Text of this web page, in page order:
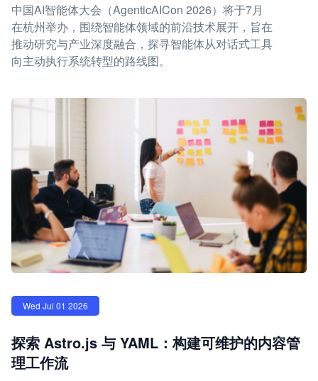
中国AI智能体大会（AgenticAICon 2026）将于7月
在杭州举办，围绕智能体领域的前沿技术展开，旨在
推动研究与产业深度融合，探寻智能体从对话式工具
向主动执行系统转型的路线图。
Wed Jul 01 2026
探索 Astro.js 与 YAML：构建可维护的内容管
理工作流